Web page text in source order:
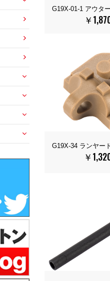
G19X-01-1 アウタ
￥
G19X-34 ランヤー
￥